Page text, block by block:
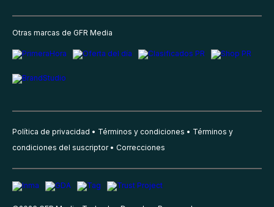
Otras marcas de GFR Media
Política de privacidad Términos y condiciones
Términos y
condiciones del suscriptor
Correcciones